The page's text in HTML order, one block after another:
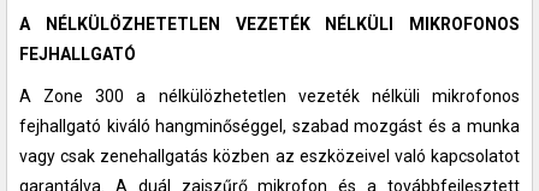
A NÉLKÜLÖZHETETLEN VEZETÉK NÉLKÜLI MIKROFONOS
FEJHALLGATÓ
A Zone 300 a nélkülözhetetlen vezeték nélküli mikrofonos
fejhallgató kiváló hangminőséggel, szabad mozgást és a munka
vagy csak zenehallgatás közben az eszközeivel való kapcsolatot
garantálva. A duál zajszűrő mikrofon és a továbbfejlesztett